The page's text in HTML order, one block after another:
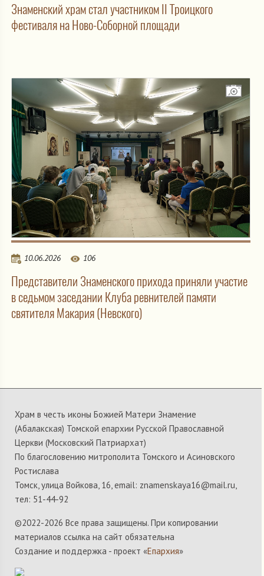
Знаменский храм стал участником II Троицкого
фестиваля на Ново-Соборной площади
10.06.2026 106
Представители Знаменского прихода приняли участие
в седьмом заседании Клуба ревнителей памяти
святителя Макария (Невского)
Храм в честь иконы Божией Матери Знамение
(Абалакская) Томской епархии Русской Православной
Церкви (Московский Патриархат)
По благословению митрополита Томского и Асиновского
Ростислава
Томск, улица Войкова, 16, email: znamenskaya16@mail.ru,
тел: 51-44-92
©2022-2026 Все права защищены. При копировании
материалов ссылка на сайт обязательна
Создание и поддержка - проект «Епархия»